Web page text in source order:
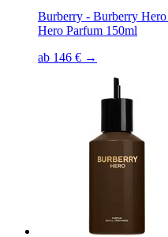
Burberry - Burberry
Hero Parfum 150ml
ab 146 € →